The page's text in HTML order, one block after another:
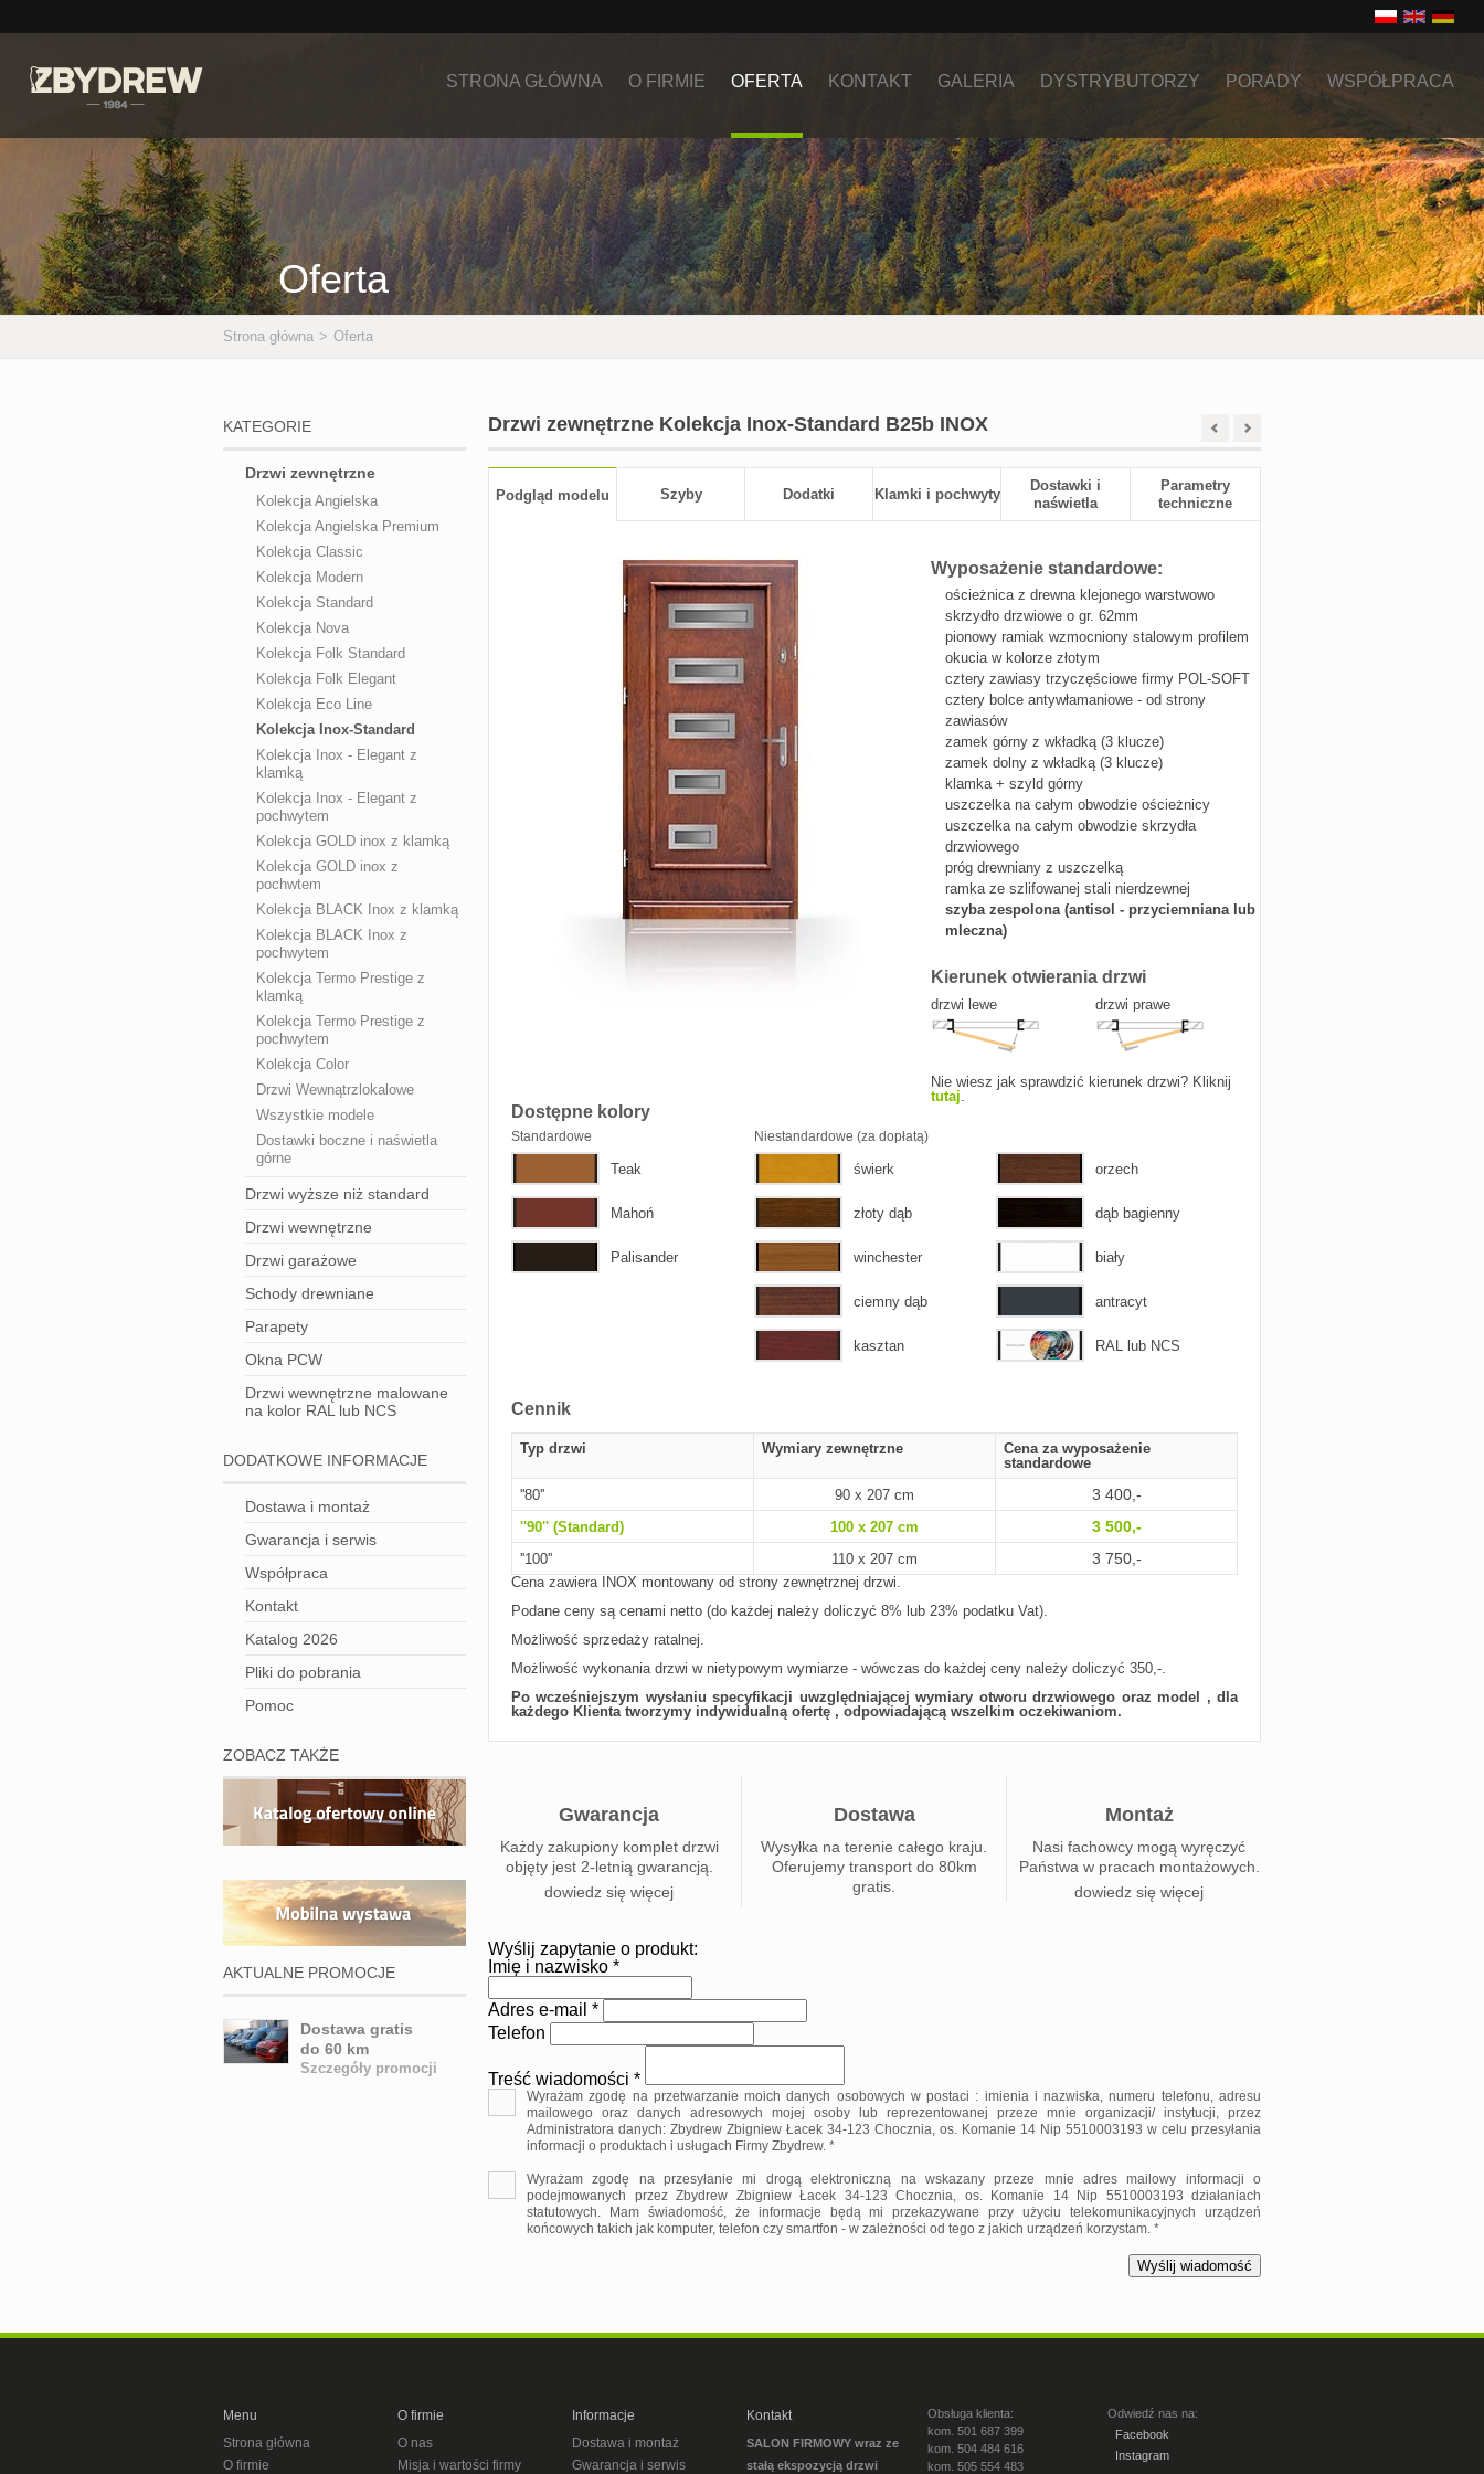
STRONA GŁÓWNA O FIRMIE OFERTA KONTAKT GALERIA DYSTRYBUTORZY PORADY WSPÓŁPRACA
Oferta
Strona główna > Oferta
KATEGORIE
Drzwi zewnętrzne
Kolekcja Angielska
Kolekcja Angielska Premium
Kolekcja Classic
Kolekcja Modern
Kolekcja Standard
Kolekcja Nova
Kolekcja Folk Standard
Kolekcja Folk Elegant
Kolekcja Eco Line
Kolekcja Inox-Standard
Kolekcja Inox - Elegant z
klamką
Kolekcja Inox - Elegant z
pochwytem
Kolekcja GOLD inox z klamką
Kolekcja GOLD inox z
pochwtem
Kolekcja BLACK Inox z klamką
Kolekcja BLACK Inox z
pochwytem
Kolekcja Termo Prestige z
klamką
Kolekcja Termo Prestige z
pochwytem
Kolekcja Color
Drzwi Wewnątrzlokalowe
Wszystkie modele
Dostawki boczne i naświetla
górne
Drzwi wyższe niż standard
Drzwi wewnętrzne
Drzwi garażowe
Schody drewniane
Parapety
Okna PCW
Drzwi wewnętrzne malowane
na kolor RAL lub NCS
DODATKOWE INFORMACJE
Dostawa i montaż
Gwarancja i serwis
Współpraca
Kontakt
Katalog 2026
Pliki do pobrania
Pomoc
ZOBACZ TAKŻE
AKTUALNE PROMOCJE
Dostawa gratis
do 60 km
Szczegóły promocji
Drzwi zewnętrzne Kolekcja Inox-Standard B25b INOX
Podgląd modelu Szyby Dodatki Klamki i pochwyty
Dostawki i
naświetla
Parametry
techniczne
Wyposażenie standardowe:
ościeżnica z drewna klejonego warstwowo
skrzydło drzwiowe o gr. 62mm
pionowy ramiak wzmocniony stalowym profilem
okucia w kolorze złotym
cztery zawiasy trzyczęściowe firmy POL-SOFT
cztery bolce antywłamaniowe - od strony
zawiasów
zamek górny z wkładką (3 klucze)
zamek dolny z wkładką (3 klucze)
klamka + szyld górny
uszczelka na całym obwodzie ościeżnicy
uszczelka na całym obwodzie skrzydła
drzwiowego
próg drewniany z uszczelką
ramka ze szlifowanej stali nierdzewnej
szyba zespolona (antisol - przyciemniana lub
mleczna)
Kierunek otwierania drzwi
drzwi lewe drzwi prawe
Nie wiesz jak sprawdzić kierunek drzwi? Kliknij
tutaj.
Dostępne kolory
Standardowe
Teak
Mahoń
Palisander
Niestandardowe (za dopłatą)
świerk orzech
złoty dąb dąb bagienny
winchester biały
ciemny dąb antracyt
kasztan RAL lub NCS
Cennik
Typ drzwi Wymiary zewnętrzne
Cena za wyposażenie
standardowe
''80''
90 x 207 cm 3 400,-
''90'' (Standard) 100 x 207 cm 3 500,-
''100'' 110 x 207 cm 3 750,-
Cena zawiera INOX montowany od strony zewnętrznej drzwi.
Podane ceny są cenami netto (do każdej należy doliczyć 8% lub 23% podatku Vat).
Możliwość sprzedaży ratalnej.
Możliwość wykonania drzwi w nietypowym wymiarze - wówczas do każdej ceny należy doliczyć 350,-.
Po wcześniejszym wysłaniu specyfikacji uwzględniającej wymiary otworu drzwiowego oraz model , dla
każdego Klienta tworzymy indywidualną ofertę , odpowiadającą wszelkim oczekiwaniom.
Gwarancja
Każdy zakupiony komplet drzwi
objęty jest 2-letnią gwarancją.
dowiedz się więcej
Dostawa
Wysyłka na terenie całego kraju.
Oferujemy transport do 80km
gratis.
Montaż
Nasi fachowcy mogą wyręczyć
Państwa w pracach montażowych.
dowiedz się więcej
Wyślij zapytanie o produkt:
Imię i nazwisko *
Adres e-mail *
Telefon
Treść wiadomości *
Wyrażam zgodę na przetwarzanie moich danych osobowych w postaci : imienia i nazwiska, numeru telefonu, adresu
mailowego oraz danych adresowych mojej osoby lub reprezentowanej przeze mnie organizacji/ instytucji, przez
Administratora danych: Zbydrew Zbigniew Łacek 34-123 Chocznia, os. Komanie 14 Nip 5510003193 w celu przesyłania
informacji o produktach i usługach Firmy Zbydrew. *
Wyrażam zgodę na przesyłanie mi drogą elektroniczną na wskazany przeze mnie adres mailowy informacji o
podejmowanych przez Zbydrew Zbigniew Łacek 34-123 Chocznia, os. Komanie 14 Nip 5510003193 działaniach
statutowych. Mam świadomość, że informacje będą mi przekazywane przy użyciu telekomunikacyjnych urządzeń
końcowych takich jak komputer, telefon czy smartfon - w zależności od tego z jakich urządzeń korzystam. *
Menu
Strona główna
O firmie
O firmie
O nas
Misja i wartości firmy
Informacje
Dostawa i montaż
Gwarancja i serwis
Kontakt
SALON FIRMOWY wraz ze
stałą ekspozycją drzwi
Obsługa klienta:
kom. 501 687 399
kom. 504 484 616
kom. 505 554 483
Odwiedź nas na:
Facebook
Instagram